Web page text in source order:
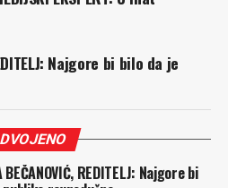
Najgore bi bilo da je
BEČANOVIĆ, REDITELJ: Najgore bi